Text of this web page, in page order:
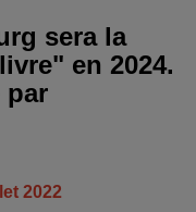
sera la
en 2024.
par
2022